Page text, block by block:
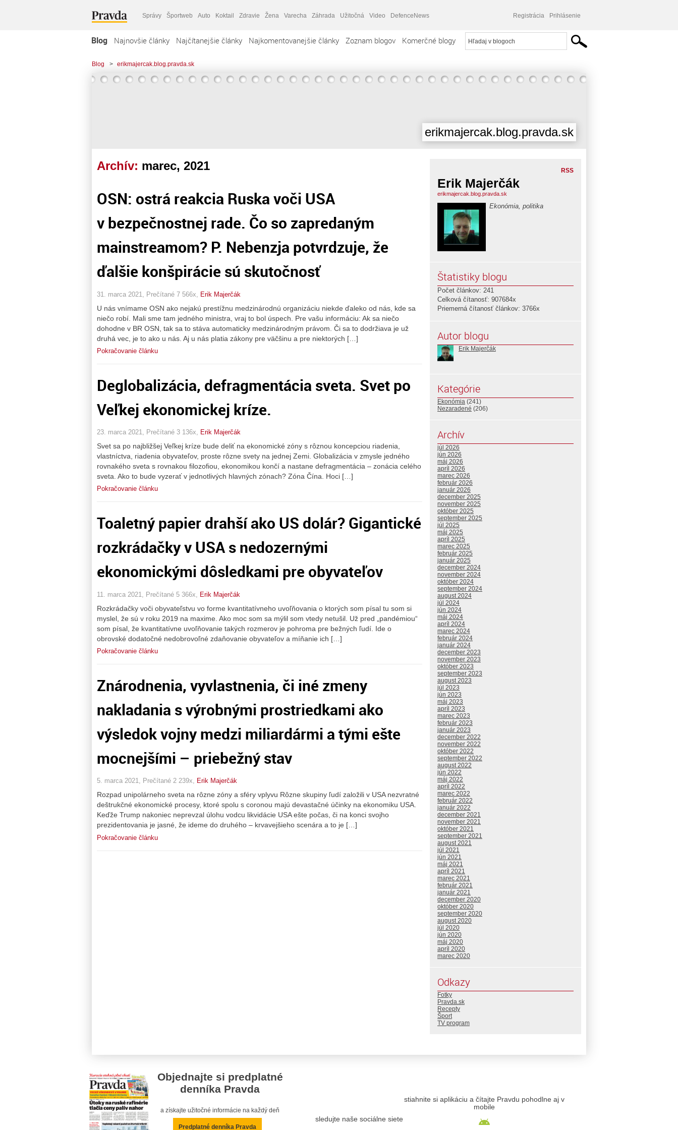
Správy Športweb Auto Koktail Zdravie Žena Varecha Záhrada Užitočná Video DefenceNews Registrácia Prihlásenie
Blog Najnovšie články Najčítanejšie články Najkomentovanejšie články Zoznam blogov Komerčné blogy
Blog > erikmajercak.blog.pravda.sk
erikmajercak.blog.pravda.sk
Archív: marec, 2021
OSN: ostrá reakcia Ruska voči USA
v bezpečnostnej rade. Čo so zapredaným
mainstreamom? P. Nebenzja potvrdzuje, že
ďalšie konšpirácie sú skutočnosť
31. marca 2021, Prečítané 7 566x, Erik Majerčák
U nás vnímame OSN ako nejakú prestížnu medzinárodnú organizáciu niekde ďaleko od nás, kde sa
niečo robí. Mali sme tam jedného ministra, vraj to bol úspech. Pre vašu informáciu: Ak sa niečo
dohodne v BR OSN, tak sa to stáva automaticky medzinárodným právom. Či sa to dodržiava je už
druhá vec, je to ako u nás. Aj u nás platia zákony pre väčšinu a pre niektorých […]
Pokračovanie článku
Deglobalizácia, defragmentácia sveta. Svet po
Veľkej ekonomickej kríze.
23. marca 2021, Prečítané 3 136x, Erik Majerčák
Svet sa po najbližšej Veľkej kríze bude deliť na ekonomické zóny s rôznou koncepciou riadenia,
vlastníctva, riadenia obyvateľov, proste rôzne svety na jednej Zemi. Globalizácia v zmysle jedného
rovnakého sveta s rovnakou filozofiou, ekonomikou končí a nastane defragmentácia – zonácia celého
sveta. Ako to bude vyzerať v jednotlivých hlavných zónach? Zóna Čína. Hoci […]
Pokračovanie článku
Toaletný papier drahší ako US dolár? Gigantické
rozkrádačky v USA s nedozernými
ekonomickými dôsledkami pre obyvateľov
11. marca 2021, Prečítané 5 366x, Erik Majerčák
Rozkrádačky voči obyvateľstvu vo forme kvantitatívneho uvoľňovania o ktorých som písal tu som si
myslel, že sú v roku 2019 na maxime. Ako moc som sa mýlil som vtedy netušil. Už pred „pandémiou“
som písal, že kvantitatívne uvoľňovanie takých rozmerov je pohroma pre bežných ľudí. Ide o
obrovské dodatočné nedobrovoľné zdaňovanie obyvateľov a míňanie ich […]
Pokračovanie článku
Znárodnenia, vyvlastnenia, či iné zmeny
nakladania s výrobnými prostriedkami ako
výsledok vojny medzi miliardármi a tými ešte
mocnejšími – priebežný stav
5. marca 2021, Prečítané 2 239x, Erik Majerčák
Rozpad unipolárneho sveta na rôzne zóny a sféry vplyvu Rôzne skupiny ľudí založili v USA nezvratné
deštrukčné ekonomické procesy, ktoré spolu s coronou majú devastačné účinky na ekonomiku USA.
Keďže Trump nakoniec neprevzal úlohu vodcu likvidácie USA ešte počas, či na konci svojho
prezidentovania je jasné, že ideme do druhého – krvavejšieho scenára a to je […]
Pokračovanie článku
RSS
Erik Majerčák
erikmajercak.blog.pravda.sk
Ekonómia, politika
Štatistiky blogu
Počet článkov: 241
Celková čítanosť: 907684x
Priemerná čítanosť článkov: 3766x
Autor blogu
Erik Majerčák
Kategórie
Ekonómia (241)
Nezaradené (206)
Archív
júl 2026
jún 2026
máj 2026
apríl 2026
marec 2026
február 2026
január 2026
december 2025
november 2025
október 2025
september 2025
júl 2025
máj 2025
apríl 2025
marec 2025
február 2025
január 2025
december 2024
november 2024
október 2024
september 2024
august 2024
júl 2024
jún 2024
máj 2024
apríl 2024
marec 2024
február 2024
január 2024
december 2023
november 2023
október 2023
september 2023
august 2023
júl 2023
jún 2023
máj 2023
apríl 2023
marec 2023
február 2023
január 2023
december 2022
november 2022
október 2022
september 2022
august 2022
jún 2022
máj 2022
apríl 2022
marec 2022
február 2022
január 2022
december 2021
november 2021
október 2021
september 2021
august 2021
júl 2021
jún 2021
máj 2021
apríl 2021
marec 2021
február 2021
január 2021
december 2020
október 2020
september 2020
august 2020
júl 2020
jún 2020
máj 2020
apríl 2020
marec 2020
Odkazy
Fotky
Pravda.sk
Recepty
Šport
TV program
Objednajte si predplatné
denníka Pravda
a získajte užitočné informácie na každý deň
Predplatné denníka Pravda
sledujte naše sociálne siete
stiahnite si aplikáciu a čítajte Pravdu pohodlne aj v
mobile